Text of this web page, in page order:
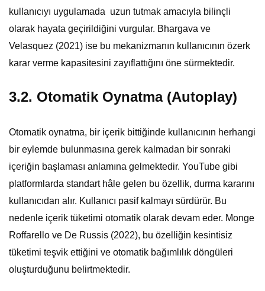
kullanıcıyı uygulamada uzun tutmak amacıyla bilinçli
olarak hayata geçirildiğini vurgular. Bhargava ve
Velasquez (2021) ise bu mekanizmanın kullanıcının özerk
karar verme kapasitesini zayıflattığını öne sürmektedir.
3.2. Otomatik Oynatma (Autoplay)
Otomatik oynatma, bir içerik bittiğinde kullanıcının herhangi
bir eylemde bulunmasına gerek kalmadan bir sonraki
içeriğin başlaması anlamına gelmektedir. YouTube gibi
platformlarda standart hâle gelen bu özellik, durma kararını
kullanıcıdan alır. Kullanıcı pasif kalmayı sürdürür. Bu
nedenle içerik tüketimi otomatik olarak devam eder. Monge
Roffarello ve De Russis (2022), bu özelliğin kesintisiz
tüketimi teşvik ettiğini ve otomatik bağımlılık döngüleri
oluşturduğunu belirtmektedir.